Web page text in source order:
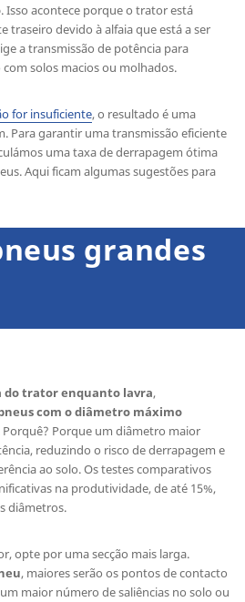
. Isso acontece porque o trator está
traseiro devido à alfaia que está a ser
a transmissão de potência para
solos macios ou molhados.
for insuficiente, o resultado é uma
Para garantir uma transmissão eficiente
uma taxa de derrapagem ótima
Aqui ficam algumas sugestões para
grandes
do trator enquanto lavra,
com o diâmetro máximo
Porque um diâmetro maior
reduzindo o risco de derrapagem e
ao solo. Os testes comparativos
na produtividade, de até 15%,
diâmetros.
opte por uma secção mais larga.
, maiores serão os pontos de contacto
maior número de saliências no solo ou